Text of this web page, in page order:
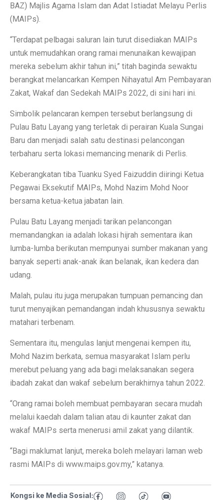
BAZ) Majlis Agama Islam dan Adat Istiadat Melayu Perlis
(MAIPs).
“Terdapat pelbagai saluran lain turut disediakan MAIPs
untuk memudahkan orang ramai menunaikan kewajipan
mereka sebelum akhir tahun ini,” titah baginda sewaktu
berangkat melancarkan Kempen Nihayatul Am Pembayaran
Zakat, Wakaf dan Sedekah MAIPs 2022, di sini hari ini.
Simbolik pelancaran kempen tersebut berlangsung di
Pulau Batu Layang yang terletak di perairan Kuala Sungai
Baru dan menjadi salah satu destinasi pelancongan
terbaharu serta lokasi memancing menarik di Perlis.
Keberangkatan tiba Tuanku Syed Faizuddin diiringi Ketua
Pegawai Eksekutif MAIPs, Mohd Nazim Mohd Noor
bersama ketua-ketua jabatan lain.
Pulau Batu Layang menjadi tarikan pelancongan
memandangkan ia adalah lokasi hijrah sementara ikan
lumba-lumba berikutan mempunyai sumber makanan yang
banyak seperti anak-anak ikan belanak, ikan kedera dan
udang.
Malah, pulau itu juga merupakan tumpuan pemancing dan
turut menyajikan pemandangan indah khususnya sewaktu
matahari terbenam.
Sementara itu, mengulas lanjut mengenai kempen itu,
Mohd Nazim berkata, semua masyarakat Islam perlu
merebut peluang yang ada bagi melaksanakan segera
ibadah zakat dan wakaf sebelum berakhirnya tahun 2022.
“Orang ramai boleh membuat pembayaran secara mudah
melalui kaedah dalam talian atau di kaunter zakat dan
wakaf MAIPs serta menerusi amil zakat yang dilantik.
“Bagi maklumat lanjut, mereka boleh melayari laman web
rasmi MAIPs di www.maips.gov.my,” katanya.
Kongsi ke Media Sosial: